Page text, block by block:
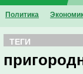
Политика
ТЕГИ